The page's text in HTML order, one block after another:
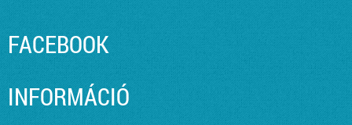
FACEBOOK
INFORMÁCIÓ